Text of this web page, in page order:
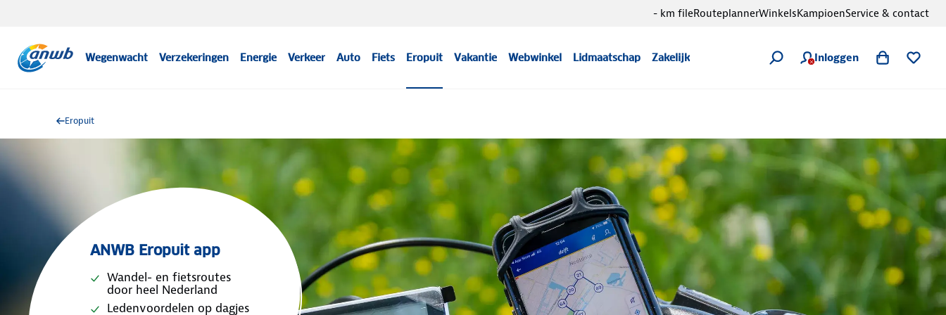
Wegenwacht Verzekeringen Energie Verkeer Auto Fiets Eropuit Vakantie Webwinkel Lidmaatschap Zakelijk Inloggen
- km fileRouteplannerWinkelsKampioenService & contact
Eropuit
ANWB Eropuit app
Wandel- en fietsroutes
door heel Nederland
Ledenvoordelen op dagjes